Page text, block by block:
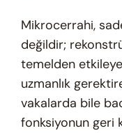
Mikrocerrahi,
değildir;
temelden
uzmanlık
vakalarda bile
fonksiyonun geri